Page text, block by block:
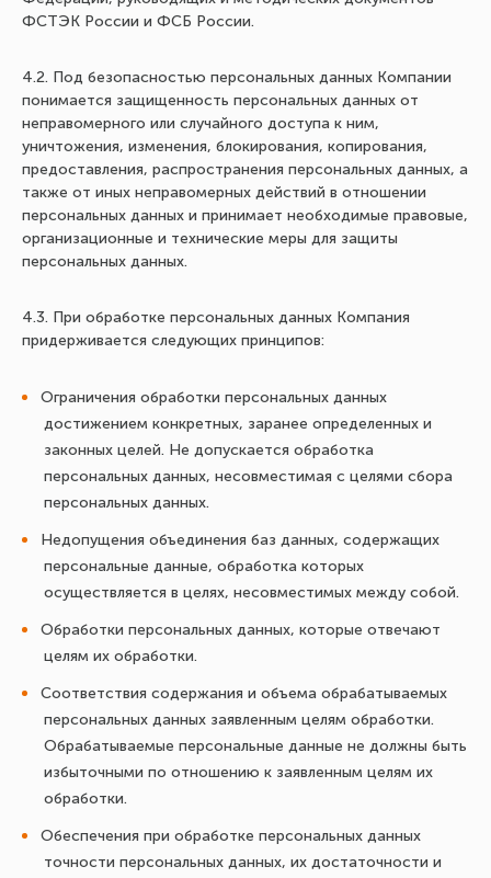
ФСТЭК России и ФСБ России.
4.2. Под безопасностью персональных данных Компании
понимается защищенность персональных данных от
неправомерного или случайного доступа к ним,
уничтожения, изменения, блокирования, копирования,
предоставления, распространения персональных данных, а
также от иных неправомерных действий в отношении
персональных данных и принимает необходимые правовые,
организационные и технические меры для защиты
персональных данных.
4.3. При обработке персональных данных Компания
придерживается следующих принципов:
Ограничения обработки персональных данных
достижением конкретных, заранее определенных и
законных целей. Не допускается обработка
персональных данных, несовместимая с целями сбора
персональных данных.
Недопущения объединения баз данных, содержащих
персональные данные, обработка которых
осуществляется в целях, несовместимых между собой.
Обработки персональных данных, которые отвечают
целям их обработки.
Соответствия содержания и объема обрабатываемых
персональных данных заявленным целям обработки.
Обрабатываемые персональные данные не должны быть
избыточными по отношению к заявленным целям их
обработки.
Обеспечения при обработке персональных данных
точности персональных данных, их достаточности и